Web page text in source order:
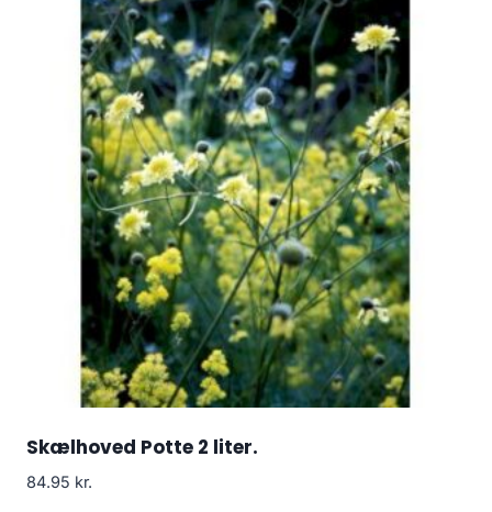
Skælhoved Potte 2 liter.
84.95 kr.